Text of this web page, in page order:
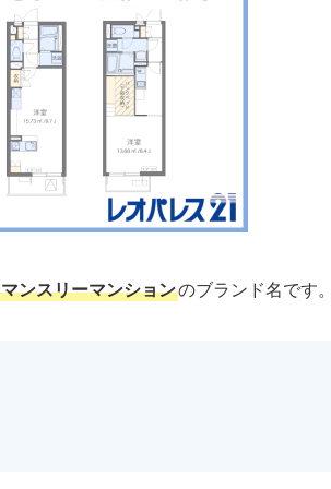
マンスリーマンションのブランド名です